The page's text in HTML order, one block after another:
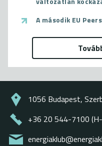
A második EU
1056 Budapest,
+36 20 544-7100